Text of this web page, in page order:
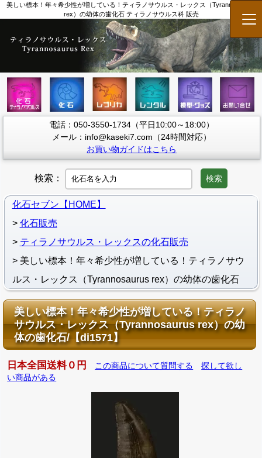
美しい標本！年々希少性が増している！ティラノサウルス・レックス（Tyrannosaurus
rex）の幼体の歯化石 ティラノサウルス科 販売
メ
電話：050-3550-1734（平日10:00～18:00）
メール：info@kaseki7.com（24時間対応）
お買い物ガイドはこちら
検索： 検索
化石セブン【HOME】
化石販売
ティラノサウルス・レックスの化石販売
美しい標本！年々希少性が増している！ティラノサウ
ルス・レックス（Tyrannosaurus rex）の幼体の歯化石
美しい標本！年々希少性が増している！ティラノ
サウルス・レックス（Tyrannosaurus rex）の幼
体の歯化石/【di1571】
日本全国送料０円 この商品について質問する
探して欲し
い商品がある